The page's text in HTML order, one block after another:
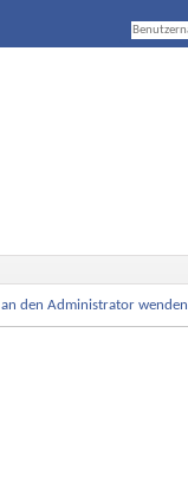
an den Administrator wenden